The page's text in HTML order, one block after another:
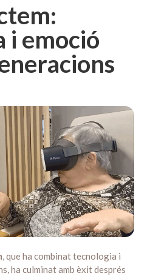
i emoció
, que ha combinat tecnologia i
ha culminat amb èxit després